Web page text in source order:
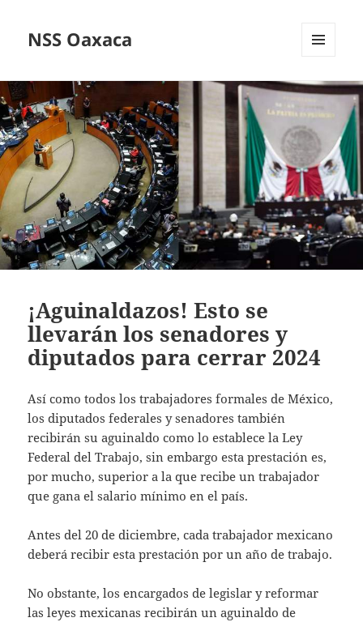
NSS Oaxaca
WIDGETS
¡Aguinaldazos! Esto se
llevarán los senadores y
diputados para cerrar 2024
Así como todos los trabajadores formales de México,
los diputados federales y senadores también
recibirán su aguinaldo como lo establece la Ley
Federal del Trabajo, sin embargo esta prestación es,
por mucho, superior a la que recibe un trabajador
que gana el salario mínimo en el país.
Antes del 20 de diciembre, cada trabajador mexicano
deberá recibir esta prestación por un año de trabajo.
No obstante, los encargados de legislar y reformar
las leyes mexicanas recibirán un aguinaldo de